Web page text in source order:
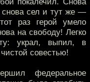
снова сел и тут же —
раз герой умело
на свободу! Легко
украл, выпил, в
совестью!
федеральное